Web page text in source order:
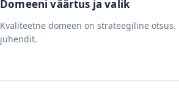
Domeeni väärtus ja valik
Kvaliteetne domeen on strateegiline
juhendit.